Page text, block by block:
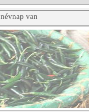
névnap van